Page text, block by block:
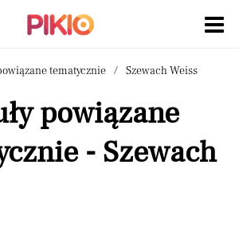
tematycznie Szewach Weiss
powiązane
- Szewach